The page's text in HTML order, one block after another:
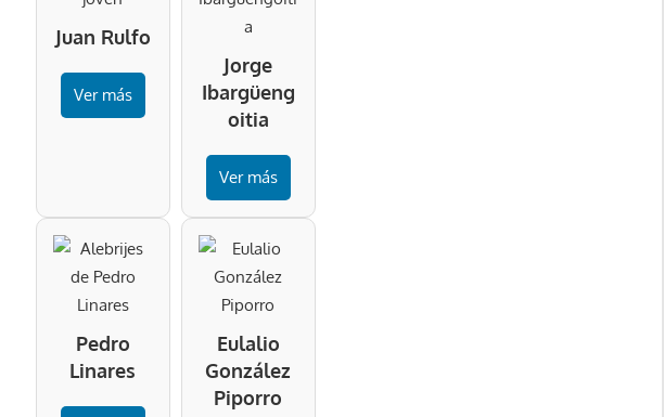
Juan Rulfo
Ver más
Jorge
Ibargüeng
oitia
Ver más
Pedro
Linares
Eulalio
González
Piporro